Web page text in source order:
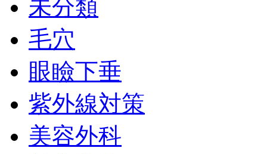
未分類
毛穴
眼瞼下垂
紫外線対策
美容外科